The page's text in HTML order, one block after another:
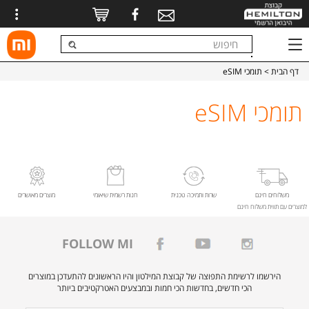
דף הבית> תומכי eSIM
תומכי eSIM
משלוחים חינם
למוצרים עם תווית משלוח חינם
שרות ותמיכה טכנית חנות רשמית שיאומי מוצרים מאושרים
FOLLOW MI
הירשמו לרשימת התפוצה של קבוצת המילטון והיו הראשונים להתעדכן במוצרים
הכי חדשים, בחדשות הכי חמות ובמבצעים האטרקטיבים ביותר